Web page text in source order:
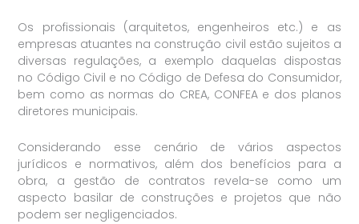
Os profissionais (arquitetos, engenheiros etc.) e as
empresas atuantes na construção civil estão sujeitos a
diversas regulações, a exemplo daquelas dispostas
no Código Civil e no Código de Defesa do Consumidor,
bem como as normas do CREA, CONFEA e dos planos
diretores municipais.
Considerando esse cenário de vários aspectos
jurídicos e normativos, além dos benefícios para a
obra, a gestão de contratos revela-se como um
aspecto basilar de construções e projetos que não
podem ser negligenciados.